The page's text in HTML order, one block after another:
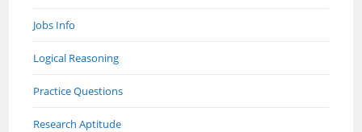
Jobs Info
Logical Reasoning
Practice Questions
Research Aptitude